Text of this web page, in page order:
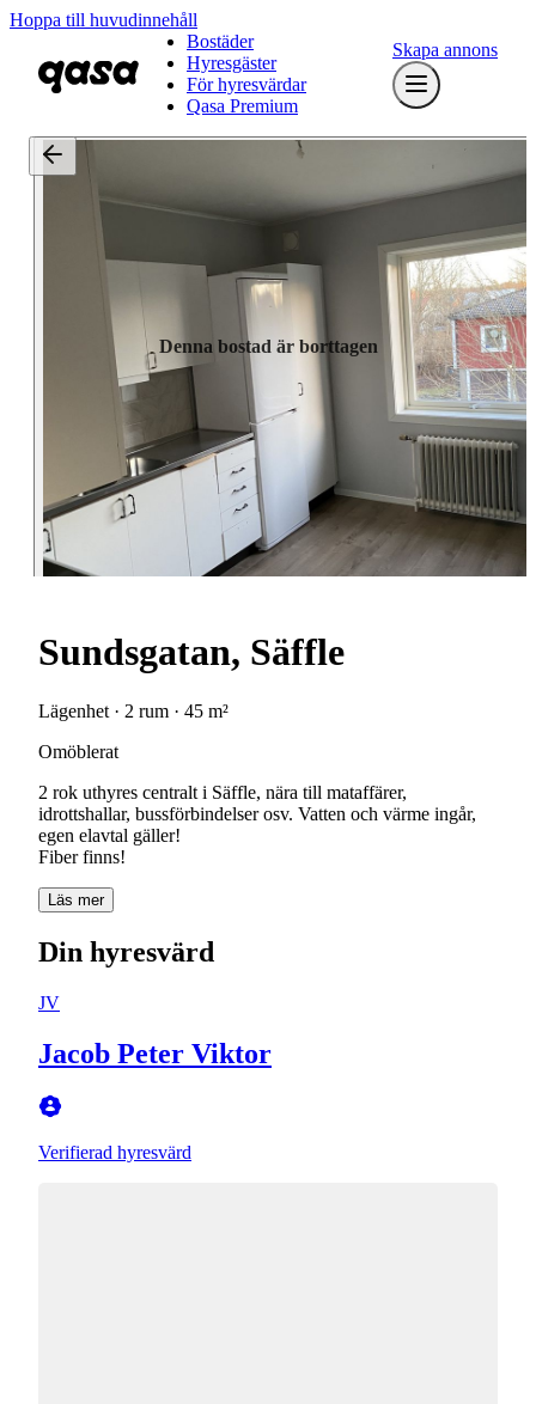
Hoppa till huvudinnehåll
Bostäder
Hyresgäster
För hyresvärdar
Qasa Premium
Skapa annons
Denna bostad är borttagen
Sundsgatan, Säffle
Lägenhet · 2 rum · 45 m²
Omöblerat
2 rok uthyres centralt i Säffle, nära till mataffärer,
idrottshallar, bussförbindelser osv. Vatten och värme ingår,
egen elavtal gäller!
Fiber finns!
Läs mer
Din hyresvärd
JV
Jacob Peter Viktor
Verifierad hyresvärd